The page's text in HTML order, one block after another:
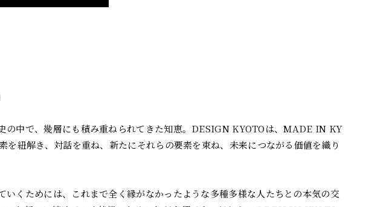
の中で、幾層にも積み重ねられてきた知恵。DESIGN KYOTOは、MADE IN KY
紐解き、対話を重ね、新たにそれらの要素を束ね、未来につながる価値を織り
くためには、これまで全く縁がなかったような多種多様な人たちとの本気の交